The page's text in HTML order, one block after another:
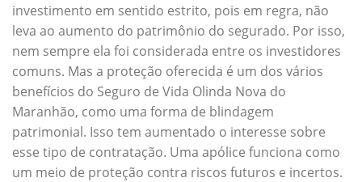
investimento em sentido estrito, pois em regra, não
leva ao aumento do patrimônio do segurado. Por isso,
nem sempre ela foi considerada entre os investidores
comuns. Mas a proteção oferecida é um dos vários
benefícios do Seguro de Vida Olinda Nova do
Maranhão, como uma forma de blindagem
patrimonial. Isso tem aumentado o interesse sobre
esse tipo de contratação. Uma apólice funciona como
um meio de proteção contra riscos futuros e incertos.